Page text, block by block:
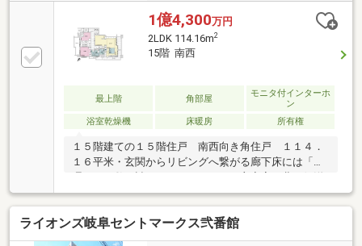
1億4,300万円
2LDK 114.16m2
15階 南西
最上階 角部屋
モニタ付インターホ
ン
浴室乾燥機
床暖房 所有権
１５階建ての１５階住戸 南西向き角住戸 １１４．
１６平米・玄関からリビングへ繋がる廊下床には「大
室には、ウォークインクロゼット（ドレッサールー
ム）があります。・洗面化粧台のパウダーコーナーも
大理石仕様・キッチン設備が機能的に収納された背面
収納 キッチンとダイニングテーブル一体のアイラン
ライオンズ岐阜セントマークス弐番館